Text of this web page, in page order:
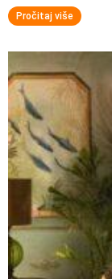
Pročitaj više